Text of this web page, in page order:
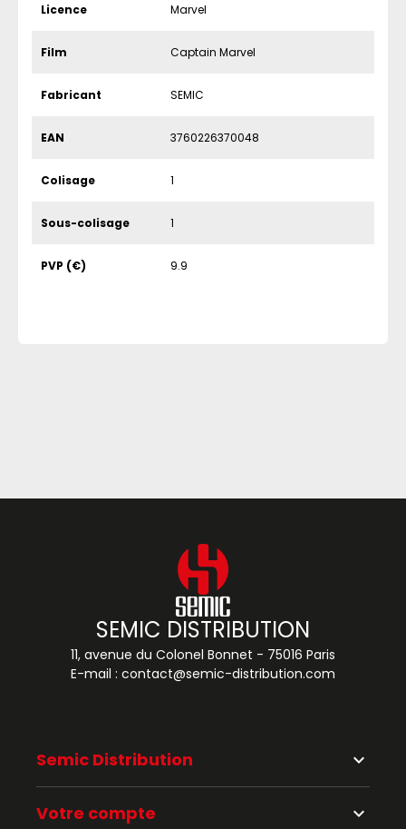
Licence Marvel
Film Captain Marvel
Fabricant SEMIC
EAN 3760226370048
Colisage 1
Sous-colisage 1
PVP (€) 9.9
Semic Distribution keyboard_arrow_down
Votre compte keyboard_arrow_down
SEMIC DISTRIBUTION
11, avenue du Colonel Bonnet - 75016 Paris
E-mail : contact@semic-distribution.com